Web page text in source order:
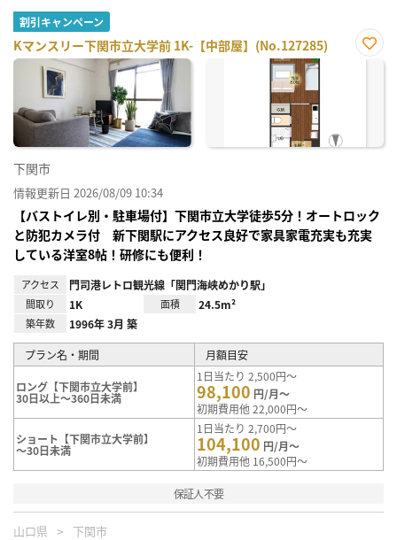
割引キャンペーン
Kマンスリー下関市立大学前 1K-【中部屋】(No.127285)
お気
下関市
情報更新日 2026/08/09 10:34
【バストイレ別・駐車場付】下関市立大学徒歩5分！オートロック
と防犯カメラ付 新下関駅にアクセス良好で家具家電充実も充実
している洋室8帖！研修にも便利！
アクセス 門司港レトロ観光線「関門海峡めかり駅」
間取り 1K 面積 24.5m²
築年数 1996年 3月 築
プラン名・期間 月額目安
ロング【下関市立大学前】
30日以上～360日未満
1日当たり 2,500円～
98,100 円/月～
初期費用他 22,000円～
ショート【下関市立大学前】
～30日未満
1日当たり 2,700円～
104,100 円/月～
初期費用他 16,500円～
保証人不要
山口県 下関市